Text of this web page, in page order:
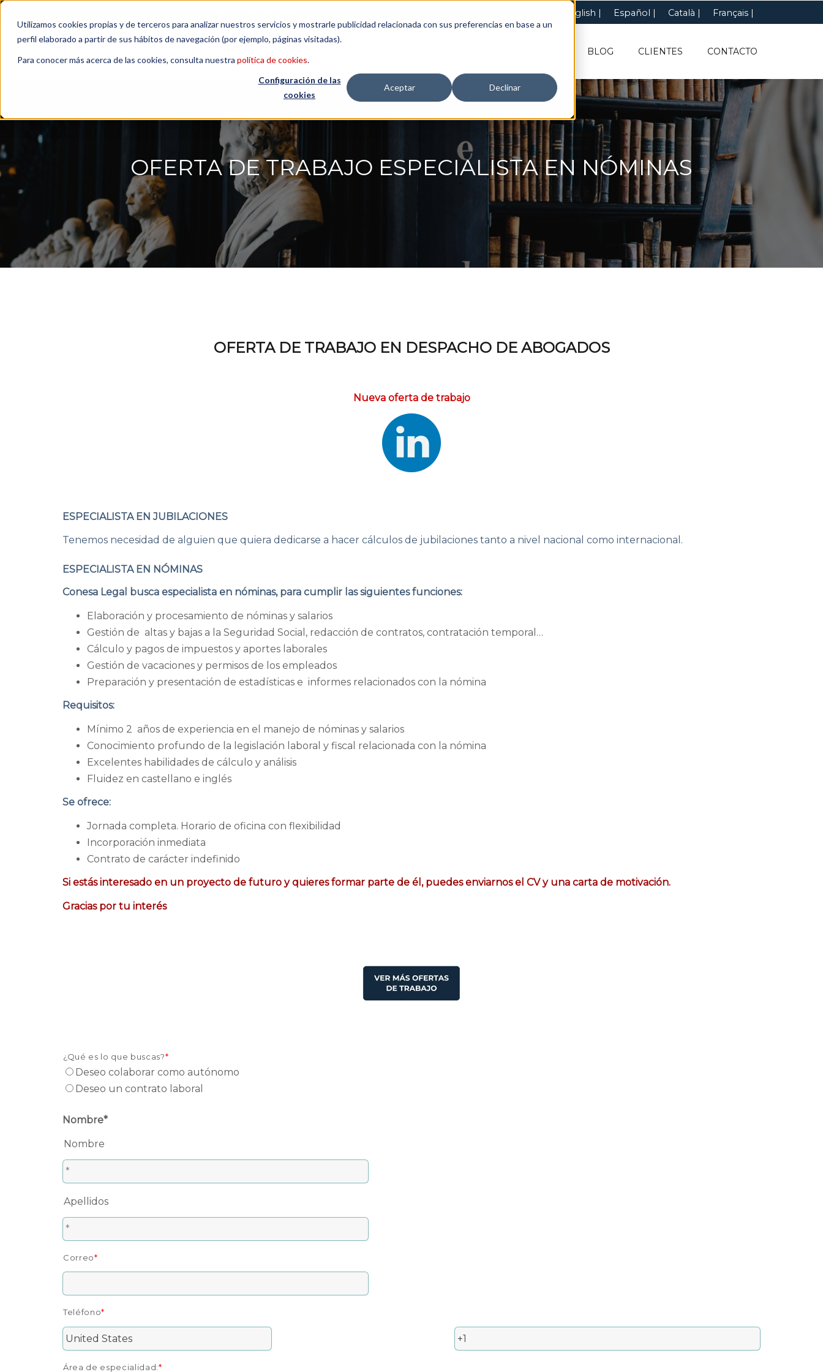
Utilizamos cookies propias y de terceros para analizar nuestros servicios y mostrarle publicidad relacionada con sus preferencias en base a un
perfil elaborado a partir de sus hábitos de navegación (por ejemplo, páginas visitadas).
Para conocer más acerca de las cookies, consulta nuestra política de cookies.
Configuración de las
cookies
Aceptar Declinar
Español Català
English Français
BLOG CLIENTES CONTACTO
OFERTA DE TRABAJO ESPECIALISTA EN NÓMINAS
OFERTA DE TRABAJO EN DESPACHO DE ABOGADOS
Nueva oferta de trabajo
ESPECIALISTA EN JUBILACIONES
Tenemos necesidad de alguien que quiera dedicarse a hacer cálculos de jubilaciones tanto a nivel nacional como internacional.
ESPECIALISTA EN NÓMINAS
Conesa Legal busca especialista en nóminas, para cumplir las siguientes funciones:
Elaboración y procesamiento de nóminas y salarios
Gestión de altas y bajas a la Seguridad Social, redacción de contratos, contratación temporal…
Cálculo y pagos de impuestos y aportes laborales
Gestión de vacaciones y permisos de los empleados
Preparación y presentación de estadísticas e informes relacionados con la nómina
Requisitos:
Mínimo 2 años de experiencia en el manejo de nóminas y salarios
Conocimiento profundo de la legislación laboral y fiscal relacionada con la nómina
Excelentes habilidades de cálculo y análisis
Fluidez en castellano e inglés
Se ofrece:
Jornada completa. Horario de oficina con flexibilidad
Incorporación inmediata
Contrato de carácter indefinido
Si estás interesado en un proyecto de futuro y quieres formar parte de él, puedes enviarnos el CV y una carta de motivación.
Gracias por tu interés
¿Qué es lo que buscas?*
Deseo colaborar como autónomo
Deseo un contrato laboral
Nombre*
Nombre
Apellidos
Correo*
Teléfono*
Área de especialidad:*